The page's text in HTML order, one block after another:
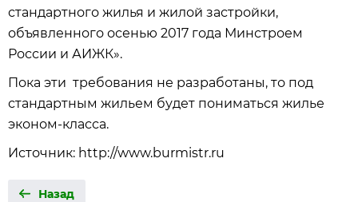
стандартного жилья и жилой застройки,
объявленного осенью 2017 года Минстроем
России и АИЖК».
Пока эти требования не разработаны, то под
стандартным жильем будет пониматься жилье
эконом-класса.
Источник: http://www.burmistr.ru
Назад